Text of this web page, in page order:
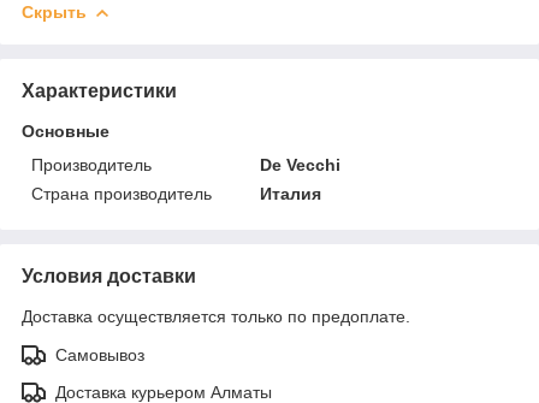
Скрыть
Характеристики
Основные
Производитель
De Vecchi
Страна производитель
Италия
Условия доставки
Доставка осуществляется только по предоплате.
Самовывоз
Доставка курьером Алматы